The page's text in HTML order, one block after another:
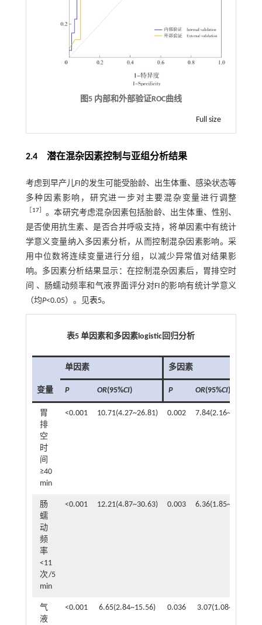
图5 内部和外部验证ROC曲线
Full size
2.4 潜在混杂因素控制与亚组分析结果
考虑到早产儿FI的发生可能受胎龄、出生体重、感染状态等
多种因素影响，研究进一步对主要混杂变量进行调整
17］ 。本研究考虑混杂因素包括胎龄、出生体重、性别、
是否使用抗生素、是否合并呼吸支持，将单因素中有统计
学意义变量纳入多因素分析，从而控制混杂因素影响。采
用中位数将连续变量进行分组，以减少异常值对结果影
响。多因素分析结果显示：在控制混杂因素后，胃排空时
间 、肠蠕动频率和气液界面评分对FI的影响有统计学意义
（均P<0.05）。见表5。
表5 单因素和多因素logistic回归分析
变量
单因素 多因素
P OR(95%CI) P OR(95%CI)
胃
排
空
时
间
≥40
min
<0.001 10.71(4.27~26.81) 0.002 7.84(2.16~28.38)
肠
蠕
动
频
率
<11
次/5
min
<0.001 12.21(4.87~30.63) 0.003 6.36(1.85~21.89)
气
液
<0.001 6.65(2.84~15.56) 0.036 3.07(1.08~8.74)